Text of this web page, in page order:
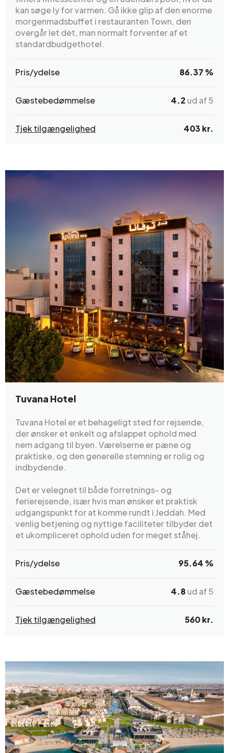
kan søge ly for varmen. Gå ikke glip af den enorme
morgenmadsbuffet i restauranten Town, den
overgår let det, man normalt forventer af et
standardbudgethotel.
Pris/ydelse 86.37 %
Gæstebedømmelse 4.2 ud af 5
Tjek tilgængelighed 403 kr.
Tuvana Hotel
Tuvana Hotel er et behageligt sted for rejsende,
der ønsker et enkelt og afslappet ophold med
nem adgang til byen. Værelserne er pæne og
praktiske, og den generelle stemning er rolig og
indbydende.
Det er velegnet til både forretnings- og
ferierejsende, især hvis man ønsker et praktisk
udgangspunkt for at komme rundt i Jeddah. Med
venlig betjening og nyttige faciliteter tilbyder det
et ukompliceret ophold uden for meget ståhej.
Pris/ydelse 95.64 %
Gæstebedømmelse 4.8ud af 5
Tjek tilgængelighed 560 kr.